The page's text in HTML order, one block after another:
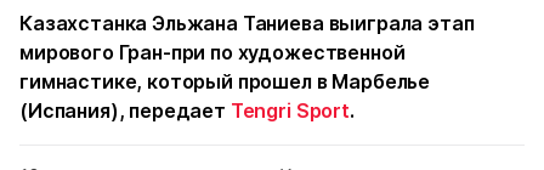
Казахстанка Эльжана Таниева выиграла этап
мирового Гран-при по художественной
гимнастике, который прошел в Марбелье
(Испания), передает Tengri Sport.